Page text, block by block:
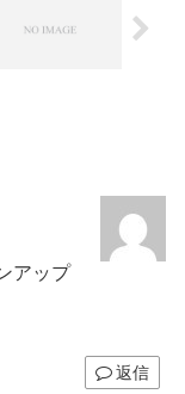
アップ
返信